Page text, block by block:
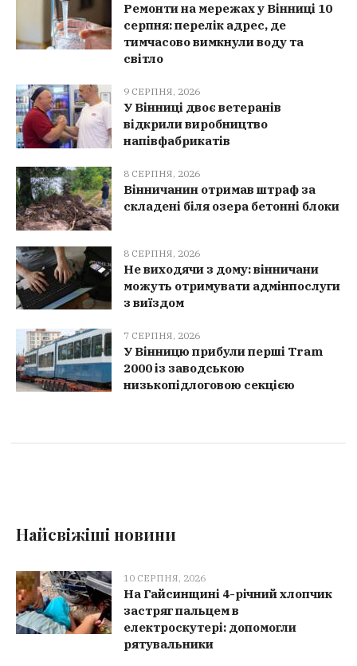
Ремонти на мережах у Вінниці 10
серпня: перелік адрес, де
тимчасово вимкнули воду та
світло
9 СЕРПНЯ, 2026
У Вінниці двоє ветеранів
відкрили виробництво
напівфабрикатів
8 СЕРПНЯ, 2026
Вінничанин отримав штраф за
складені біля озера бетонні блоки
8 СЕРПНЯ, 2026
Не виходячи з дому: вінничани
можуть отримувати адмінпослуги
з виїздом
7 СЕРПНЯ, 2026
У Вінницю прибули перші Tram
2000 із заводською
низькопідлоговою секцією
Найсвіжіші новини
10 СЕРПНЯ, 2026
На Гайсинщині 4-річний хлопчик
застряг пальцем в
електроскутері: допомогли
рятувальники